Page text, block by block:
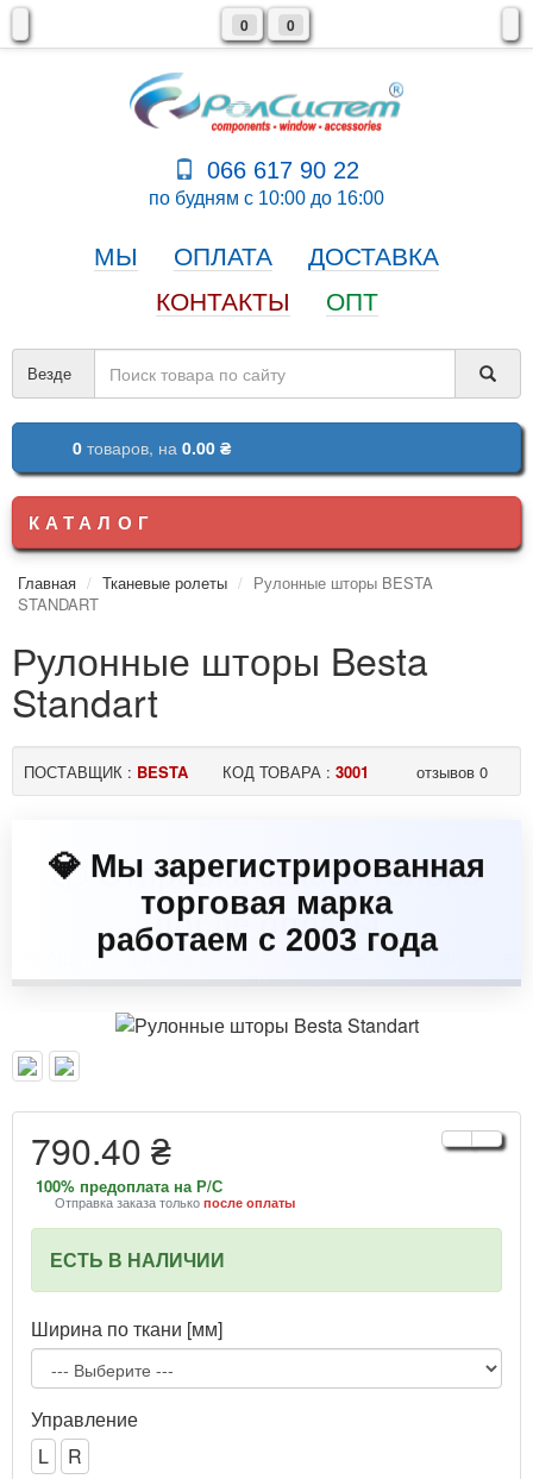
0 0
066 617 90 22
по будням с 10:00 до 16:00
МЫ ОПЛАТА
ДОСТАВКА
КОНТАКТЫ
ОПТ
Везде
0 товаров, на 0.00 ₴
КАТАЛОГ
Главная Тканевые ролеты
Рулонные шторы BESTA
STANDART
Рулонные шторы Besta
Standart
ПОСТАВЩИК : BESTA КОД ТОВАРА : 3001 отзывов 0
💎 Мы зарегистрированная
торговая марка
работаем с 2003 года
790.40 ₴
100% предоплата на Р/С
Отправка заказа только после оплаты
ЕСТЬ В НАЛИЧИИ
Ширина по ткани [мм]
Управление
L
R